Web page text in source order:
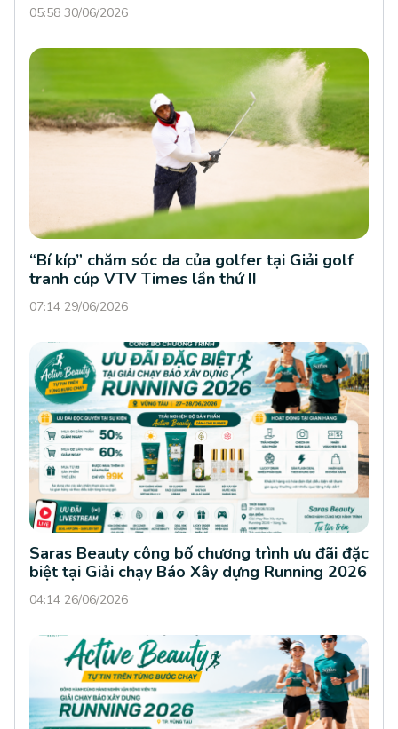
05:58 30/06/2026
“Bí kíp” chăm sóc da của golfer tại Giải golf
tranh cúp VTV Times lần thứ II
07:14 29/06/2026
Saras Beauty công bố chương trình ưu đãi đặc
biệt tại Giải chạy Báo Xây dựng Running 2026
04:14 26/06/2026